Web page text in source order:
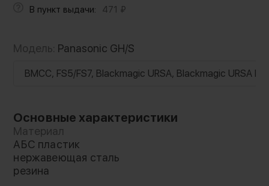
В пункт выдачи:
471 ₽
Модель: Panasonic GH/S
BMCC, FS5/FS7, Blackmagic URSA, Blackmagic URSA
Основные характеристики
Материал
АБС пластик
нержавеющая сталь
резина